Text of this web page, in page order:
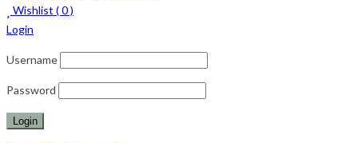
Wishlist (0)
Login
Username
Password